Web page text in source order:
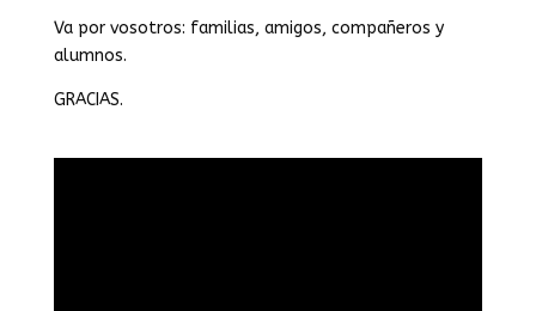
Va por vosotros: familias, amigos, compañeros y
alumnos.
GRACIAS.